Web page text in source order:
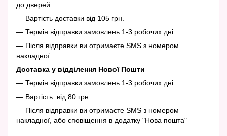
до дверей
— Вартість доставки від 105 грн.
— Термін відправки замовлень 1-3 робочих дні.
— Після відправки ви отримаєте SMS з номером
накладної
Доставка у відділення Нової Пошти
— Термін відправки замовлень 1-3 робочих дні.
— Вартість: від 80 грн
— Після відправки ви отримаєте SMS з номером
накладної, або сповіщення в додатку "Нова пошта"